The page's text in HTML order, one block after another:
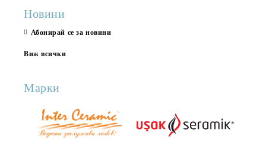
Новини
Абонирай се за новини
Виж всички
Марки